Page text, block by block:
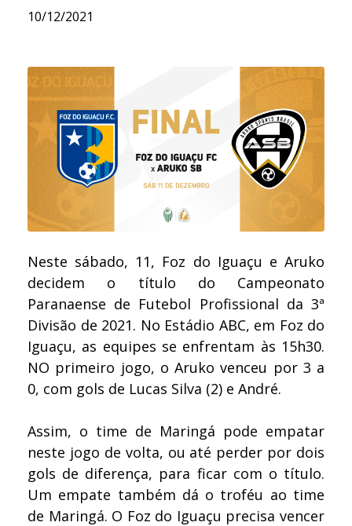
10/12/2021
Neste sábado, 11, Foz do Iguaçu e Aruko
decidem o título do Campeonato
Paranaense de Futebol Profissional da 3ª
Divisão de 2021. No Estádio ABC, em Foz do
Iguaçu, as equipes se enfrentam às 15h30.
NO primeiro jogo, o Aruko venceu por 3 a
0, com gols de Lucas Silva (2) e André.
Assim, o time de Maringá pode empatar
neste jogo de volta, ou até perder por dois
gols de diferença, para ficar com o título.
Um empate também dá o troféu ao time
de Maringá. O Foz do Iguaçu precisa vencer